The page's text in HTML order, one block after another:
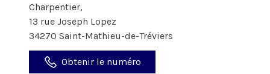
Charpentier,
13 rue Joseph Lopez
34270 Saint-Mathieu-de-Tréviers
Obtenir le numéro